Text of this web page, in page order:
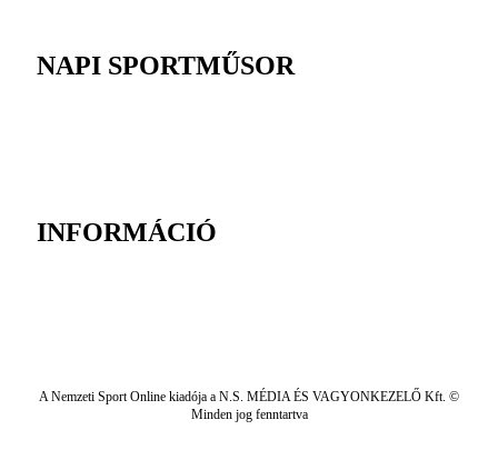
NAPI SPORTMŰSOR
INFORMÁCIÓ
A Nemzeti Sport Online kiadója a N.S. MÉDIA ÉS VAGYONKEZELŐ Kft. ©
Minden jog fenntartva